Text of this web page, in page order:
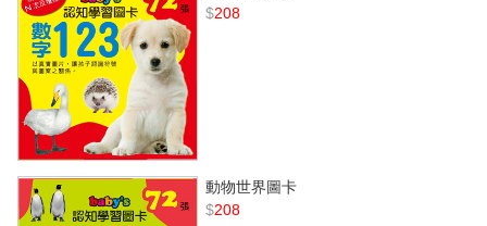
$208
動物世界圖卡
$208